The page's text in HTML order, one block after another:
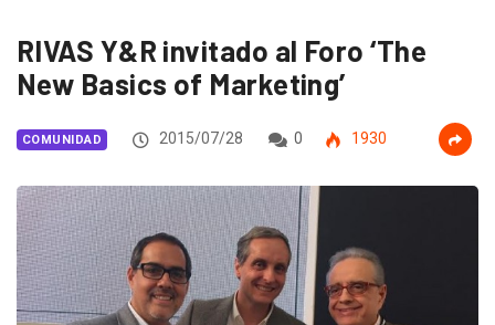
RIVAS Y&R invitado al Foro ‘The
New Basics of Marketing’
COMUNIDAD 2015/07/28 0 1930